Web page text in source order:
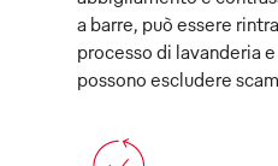
a barre, può essere
processo di lavanderia
possono escludere